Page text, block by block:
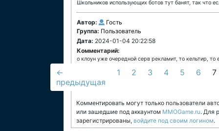
Школьников использующих ботов тут банят, так что
Автор:
Гость
Группа: Пользователь
Дата: 2024-01-04 20:22:58
Комментарий:
о клоун уже очередной серв рекламит, то кельтир,
←
предыдущая
1 2 3 4 5 6 7
Комментировать могут только пользователи
или зашедшие под аккаунтом MMOGame.ru. Для
зарегистрированы, войдите под своим логином.